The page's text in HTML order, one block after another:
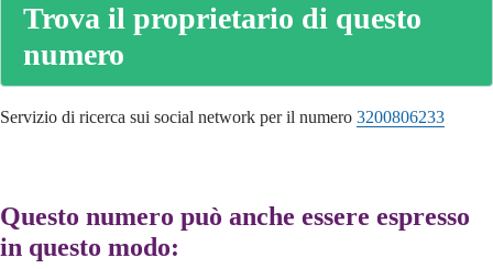
Trova il proprietario di questo
numero
Servizio di ricerca sui social network per il numero 3200806233
Questo numero può anche essere espresso
in questo modo: